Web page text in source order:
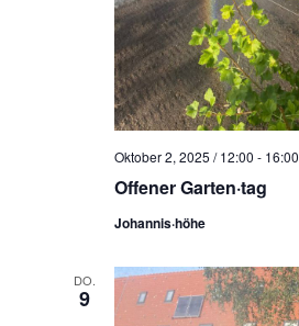
Offener Garten·tag
Oktober 2, 2025 / 12:00 - 16:00
Johannis·höhe
DO.
9